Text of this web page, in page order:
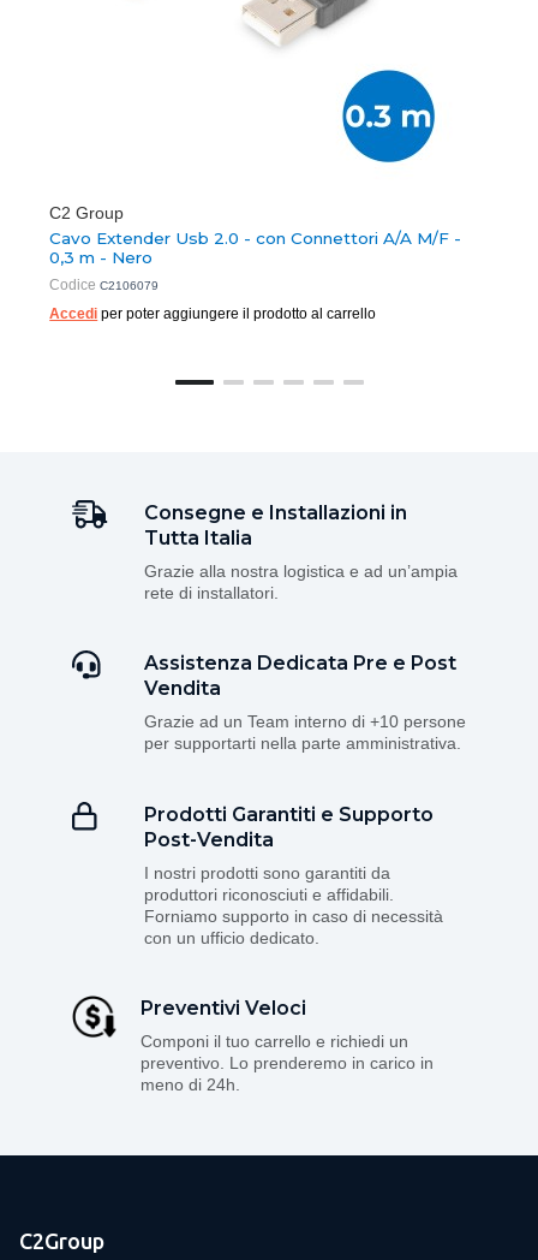
C2 Group
Cavo Extender Usb 2.0 - con Connettori A/A M/F -
0,3 m - Nero
Codice C2106079
Accedi per poter aggiungere il prodotto al carrello
Consegne e Installazioni in
Tutta Italia
Grazie alla nostra logistica e ad un’ampia
rete di installatori.
Assistenza Dedicata Pre e Post
Vendita
Grazie ad un Team interno di +10 persone
per supportarti nella parte amministrativa.
Prodotti Garantiti e Supporto
Post-Vendita
I nostri prodotti sono garantiti da
produttori riconosciuti e affidabili.
Forniamo supporto in caso di necessità
con un ufficio dedicato.
Preventivi Veloci
Componi il tuo carrello e richiedi un
preventivo. Lo prenderemo in carico in
meno di 24h.
C2Group